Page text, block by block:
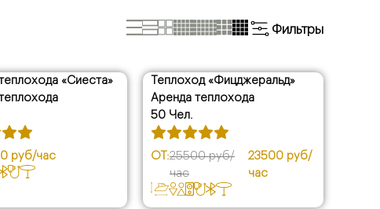
Фильтры
руб./час
руб./час
руб./час
руб./час
«Сиеста»
руб/час
скидка
Теплоход «Фицджеральд»
Аренда теплохода
50 Чел.
ОТ:25500 руб/
час
23500 руб/
час